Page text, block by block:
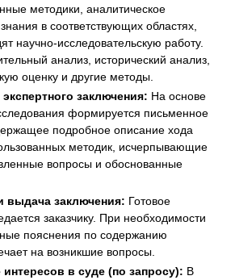
методики, аналитическое
в соответствующих областях,
научно-исследовательскую работу.
анализ, исторический анализ,
оценку и другие методы.
заключения: На основе
формируется письменное
подробное описание хода
методик, исчерпывающие
вопросы и обоснованные
выдача заключения: Готовое
заказчику. При необходимости
пояснения по содержанию
на возникшие вопросы.
в суде (по запросу): В